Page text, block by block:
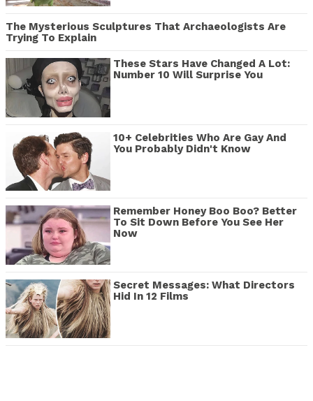
The Mysterious Sculptures That Archaeologists Are
Trying To Explain
These Stars Have Changed A Lot:
Number 10 Will Surprise You
10+ Celebrities Who Are Gay And
You Probably Didn't Know
Remember Honey Boo Boo? Better
To Sit Down Before You See Her
Now
Secret Messages: What Directors
Hid In 12 Films